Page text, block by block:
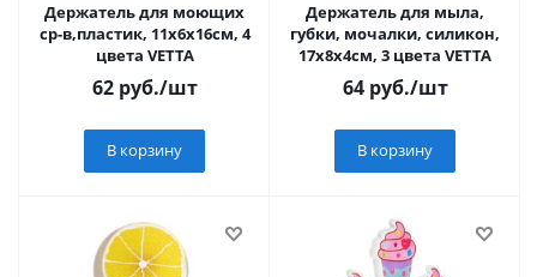
Держатель для моющих
ср-в,пластик, 11x6x16см, 4
цвета VETTA
62руб./шт
В корзину
Держатель для мыла,
губки, мочалки, силикон,
17x8x4см, 3 цвета VETTA
64руб./шт
В корзину